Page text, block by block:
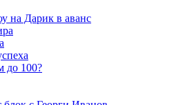
на Дарик в аванс
до 100?